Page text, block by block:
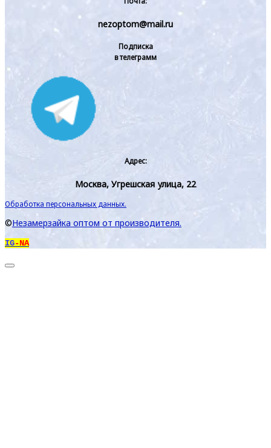
nezoptom@mail.ru
Подписка
в телеграмм
Адрес:
Москва, Угрешская улица, 22
Обработка персональных данных.
©Незамерзайка оптом от производителя.
IG-NA